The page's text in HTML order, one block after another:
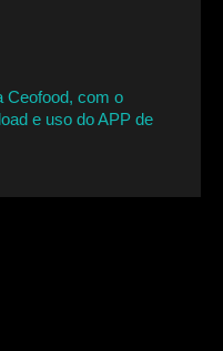
Ceofood, com o
e uso do APP de